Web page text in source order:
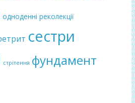
одноденні реколекції
сестри
стрітення фундамент